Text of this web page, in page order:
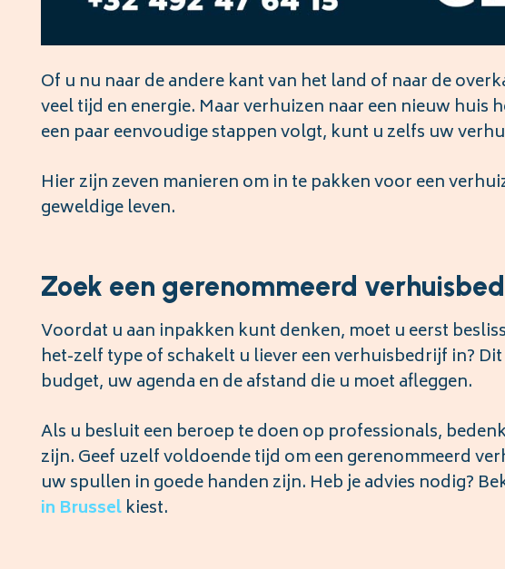
Of u nu naar de andere kant van het land of naar de
veel tijd en energie. Maar verhuizen naar een nieuw huis
een paar eenvoudige stappen volgt, kunt u zelfs uw
Hier zijn zeven manieren om in te pakken voor een
geweldige leven.
Zoek een gerenommeerd
Voordat u aan inpakken kunt denken, moet u eerst
het-zelf type of schakelt u liever een verhuisbedrijf in?
budget, uw agenda en de afstand die u moet afleggen.
Als u besluit een beroep te doen op professionals,
zijn. Geef uzelf voldoende tijd om een gerenommeerd
uw spullen in goede handen zijn. Heb je advies nodig?
in Brusselkiest.